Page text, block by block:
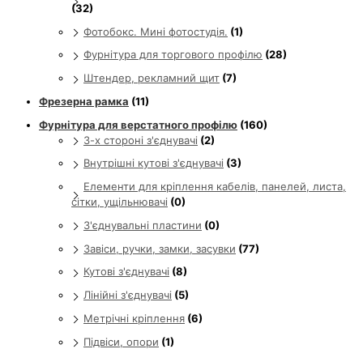
(32)
Фотобокс. Мині фотостудія. (1)
Фурнітура для торгового профілю (28)
Штендер, рекламний щит (7)
Фрезерна рамка (11)
Фурнітура для верстатного профілю (160)
3-х стороні з'єднувачі (2)
Внутрішні кутові з'єднувачі (3)
Елементи для кріплення кабелів, панелей, листа,
сітки, ущільнювачі (0)
З'єднувальні пластини (0)
Завіси, ручки, замки, засувки (77)
Кутові з'єднувачі (8)
Лінійні з'єднувачі (5)
Метрічні кріплення (6)
Підвіси, опори (1)